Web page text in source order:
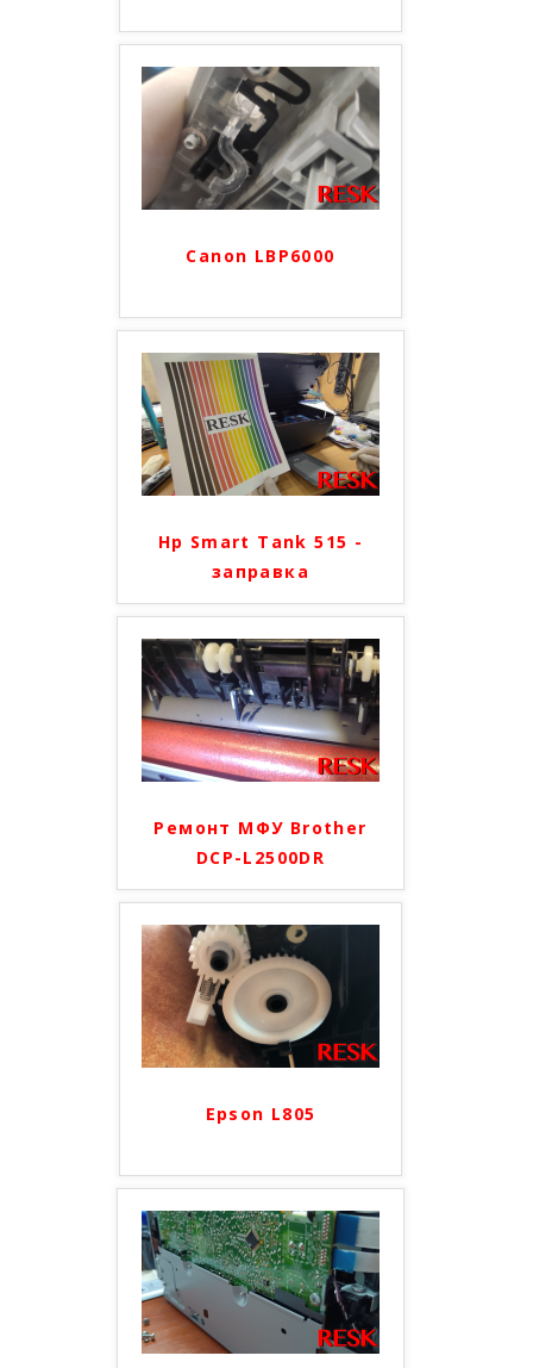
Canon LBP6000
Hp Smart Tank 515 -
заправка
Ремонт МФУ Brother
DCP-L2500DR
Epson L805